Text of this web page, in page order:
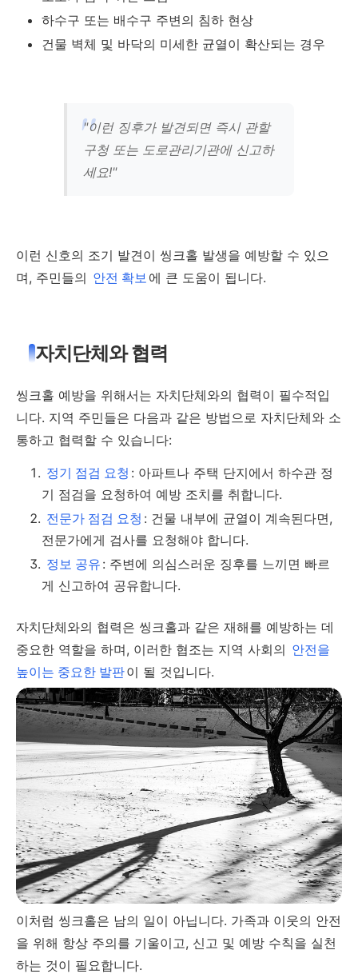
하수구 또는 배수구 주변의 침하 현상
건물 벽체 및 바닥의 미세한 균열이 확산되는 경우
"이런 징후가 발견되면 즉시 관할
구청 또는 도로관리기관에 신고하
세요!"
이런 신호의 조기 발견이 씽크홀 발생을 예방할 수 있으
며, 주민들의 안전 확보 에 큰 도움이 됩니다.
자치단체와 협력
씽크홀 예방을 위해서는 자치단체와의 협력이 필수적입
니다. 지역 주민들은 다음과 같은 방법으로 자치단체와 소
통하고 협력할 수 있습니다:
정기 점검 요청 : 아파트나 주택 단지에서 하수관 정
기 점검을 요청하여 예방 조치를 취합니다.
전문가 점검 요청 : 건물 내부에 균열이 계속된다면,
전문가에게 검사를 요청해야 합니다.
정보 공유 : 주변에 의심스러운 징후를 느끼면 빠르
게 신고하여 공유합니다.
자치단체와의 협력은 씽크홀과 같은 재해를 예방하는 데
중요한 역할을 하며, 이러한 협조는 지역 사회의 안전을
높이는 중요한 발판이 될 것입니다.
이처럼 씽크홀은 남의 일이 아닙니다. 가족과 이웃의 안전
을 위해 항상 주의를 기울이고, 신고 및 예방 수칙을 실천
하는 것이 필요합니다.